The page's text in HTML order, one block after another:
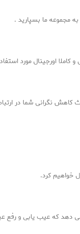
به مجموعه ما بسپارید .
اورجینال مورد
نگرانی شما در
خواهیم کرد.
می دهد که عیب یابی و رفع